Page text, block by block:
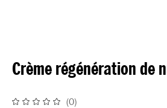
Crème régénération de
(0)